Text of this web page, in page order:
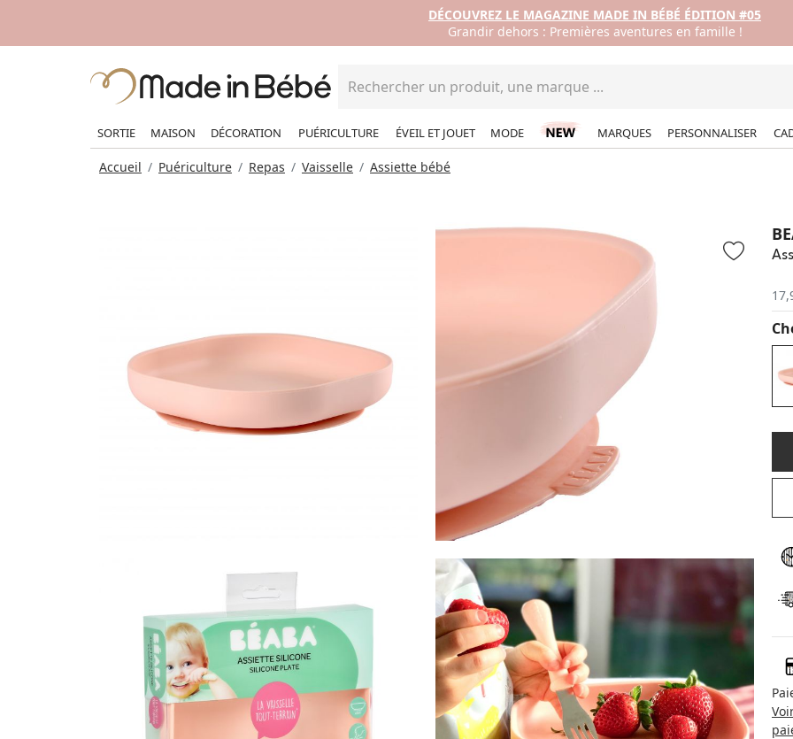
DÉCOUVREZ LE MAGAZINE MADE IN BÉBÉ ÉDITION #05
Grandir dehors : Premières aventures en famille !
SORTIE MAISON DÉCORATION PUÉRICULTURE ÉVEIL ET JOUET MODE MARQUES PERSONNALISER
Accueil Puériculture Repas Vaisselle Assiette bébé